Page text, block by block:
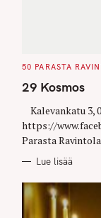
C
T
E
I
S
50 PARASTA
29 Kosmos
Kalevankatu 3,
https://
Parasta
Lue lisää